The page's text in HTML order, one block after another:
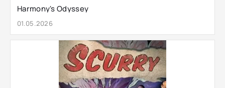
Harmony's Odyssey
01.05.2026